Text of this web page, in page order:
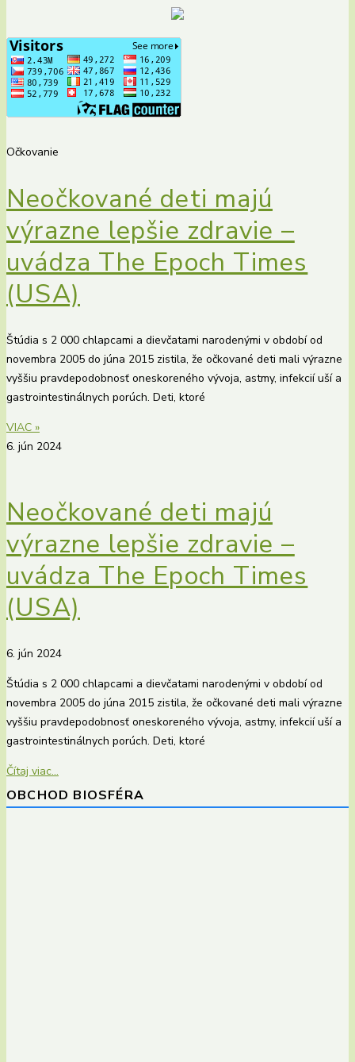
Očkovanie
Neočkované deti majú
výrazne lepšie zdravie –
uvádza The Epoch Times
(USA)
Štúdia s 2 000 chlapcami a dievčatami narodenými v období od
novembra 2005 do júna 2015 zistila, že očkované deti mali výrazne
vyššiu pravdepodobnosť oneskoreného vývoja, astmy, infekcií uší a
gastrointestinálnych porúch. Deti, ktoré
VIAC »
6. jún 2024
Neočkované deti majú
výrazne lepšie zdravie –
uvádza The Epoch Times
(USA)
6. jún 2024
Štúdia s 2 000 chlapcami a dievčatami narodenými v období od
novembra 2005 do júna 2015 zistila, že očkované deti mali výrazne
vyššiu pravdepodobnosť oneskoreného vývoja, astmy, infekcií uší a
gastrointestinálnych porúch. Deti, ktoré
Čítaj viac...
OBCHOD BIOSFÉRA